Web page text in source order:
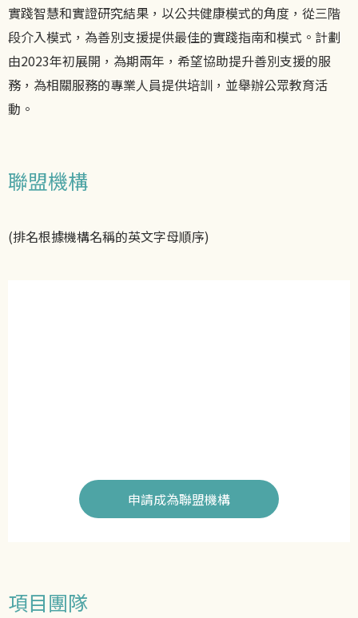
實踐智慧和實證研究結果，以公共健康模式的角度，從三階
段介入模式，為善別支援提供最佳的實踐指南和模式。計劃
由2023年初展開，為期兩年，希望協助提升善別支援的服
務，為相關服務的專業人員提供培訓，並舉辦公眾教育活
動。
聯盟機構
(排名根據機構名稱的英文字母順序)
申請成為聯盟機構
項目團隊